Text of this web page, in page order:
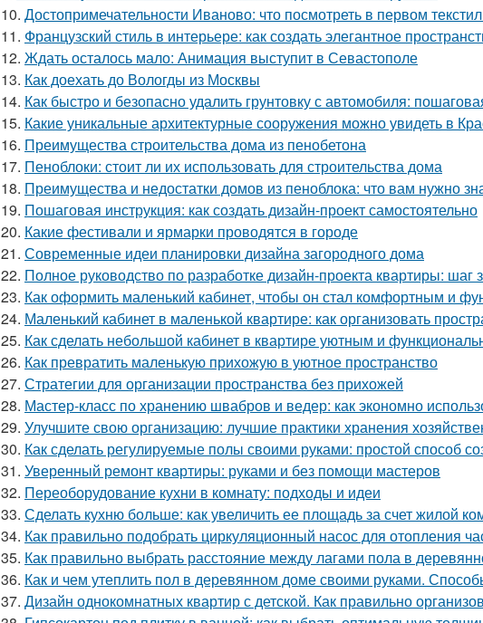
10. Достопримечательности Иваново: что посмотреть в первом
11. Французский стиль в интерьере: как создать элегантное
12. Ждать осталось мало: Анимация выступит в Севастополе
13. Как доехать до Вологды из Москвы
14. Как быстро и безопасно удалить грунтовку с автомобиля:
15. Какие уникальные архитектурные сооружения можно увидеть в
16. Преимущества строительства дома из пенобетона
17. Пеноблоки: стоит ли их использовать для строительства дома
18. Преимущества и недостатки домов из пеноблока: что вам нужно
19. Пошаговая инструкция: как создать дизайн-проект самостоятельно
20. Какие фестивали и ярмарки проводятся в городе
21. Современные идеи планировки дизайна загородного дома
22. Полное руководство по разработке дизайн-проекта квартиры: шаг
23. Как оформить маленький кабинет, чтобы он стал комфортным и
24. Маленький кабинет в маленькой квартире: как организовать
25. Как сделать небольшой кабинет в квартире уютным и
26. Как превратить маленькую прихожую в уютное пространство
27. Стратегии для организации пространства без прихожей
28. Мастер-класс по хранению швабров и ведер: как экономно
29. Улучшите свою организацию: лучшие практики хранения
30. Как сделать регулируемые полы своими руками: простой способ
31. Уверенный ремонт квартиры: руками и без помощи мастеров
32. Переоборудование кухни в комнату: подходы и идеи
33. Сделать кухню больше: как увеличить ее площадь за счет жилой
34. Как правильно подобрать циркуляционный насос для отопления
35. Как правильно выбрать расстояние между лагами пола в
36. Как и чем утеплить пол в деревянном доме своими руками.
37. Дизайн однокомнатных квартир с детской. Как правильно